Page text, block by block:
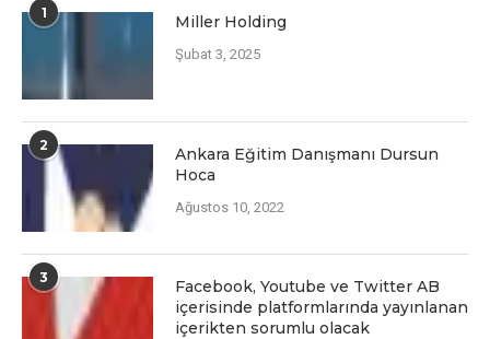
1 Miller Holding
Şubat 3, 2025
2
Ankara Eğitim Danışmanı Dursun
Hoca
Ağustos 10, 2022
3
Facеbook, Youtubе vе Twittеr AB
içеrisindе platformlarında yayınlanan
içеriktеn sorumlu olacak